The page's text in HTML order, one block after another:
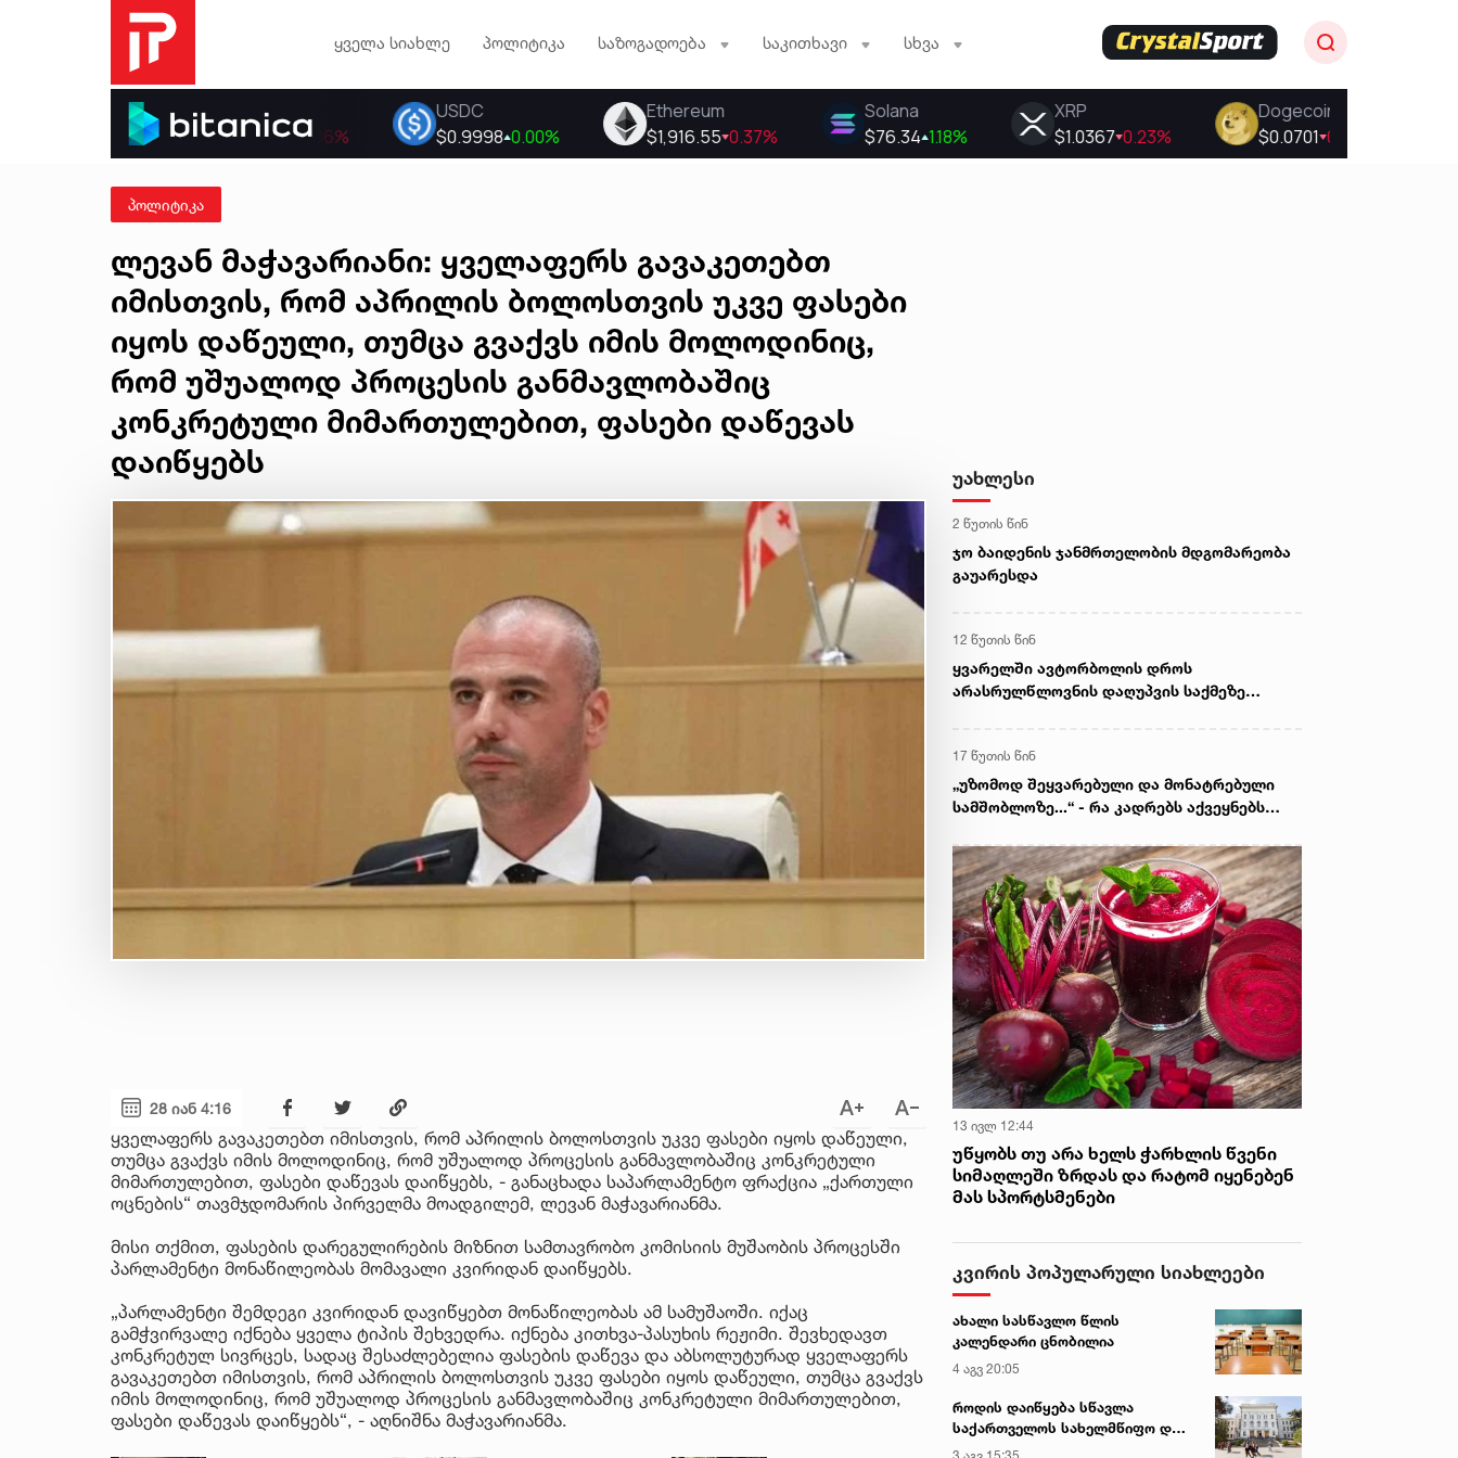
ყველა სიახლე პოლიტიკა საზოგადოება საკითხავი სხვა
პოლიტიკა
ლევან მაჭავარიანი: ყველაფერს გავაკეთებთ
იმისთვის, რომ აპრილის ბოლოსთვის უკვე ფასები
იყოს დაწეული, თუმცა გვაქვს იმის მოლოდინიც,
რომ უშუალოდ პროცესის განმავლობაშიც
კონკრეტული მიმართულებით, ფასები დაწევას
დაიწყებს
28 იან 4:16
ყველაფერს გავაკეთებთ იმისთვის, რომ აპრილის ბოლოსთვის უკვე ფასები იყოს დაწეული,
თუმცა გვაქვს იმის მოლოდინიც, რომ უშუალოდ პროცესის განმავლობაშიც კონკრეტული
მიმართულებით, ფასები დაწევას დაიწყებს, - განაცხადა საპარლამენტო ფრაქცია „ქართული
ოცნების“ თავმჯდომარის პირველმა მოადგილემ, ლევან მაჭავარიანმა.
მისი თქმით, ფასების დარეგულირების მიზნით სამთავრობო კომისიის მუშაობის პროცესში
პარლამენტი მონაწილეობას მომავალი კვირიდან დაიწყებს.
„პარლამენტი შემდეგი კვირიდან დავიწყებთ მონაწილეობას ამ სამუშაოში. იქაც
გამჭვირვალე იქნება ყველა ტიპის შეხვედრა. იქნება კითხვა-პასუხის რეჟიმი. შევხედავთ
კონკრეტულ სივრცეს, სადაც შესაძლებელია ფასების დაწევა და აბსოლუტურად ყველაფერს
გავაკეთებთ იმისთვის, რომ აპრილის ბოლოსთვის უკვე ფასები იყოს დაწეული, თუმცა გვაქვს
იმის მოლოდინიც, რომ უშუალოდ პროცესის განმავლობაშიც კონკრეტული მიმართულებით,
ფასები დაწევას დაიწყებს“, - აღნიშნა მაჭავარიანმა.
უახლესი
2 წუთის წინ
ჯო ბაიდენის ჯანმრთელობის მდგომარეობა
გაუარესდა
12 წუთის წინ
ყვარელში ავტორბოლის დროს
არასრულწლოვნის დაღუპვის საქმეზე
17 წუთის წინ
„უზომოდ შეყვარებული და მონატრებული
სამშობლოზე...“ - რა კადრებს აქვეყნებს
13 ივლ 12:44
უწყობს თუ არა ხელს ჭარხლის წვენი
სიმაღლეში ზრდას და რატომ იყენებენ
მას სპორტსმენები
კვირის პოპულარული სიახლეები
ახალი სასწავლო წლის
კალენდარი ცნობილია
4 აგვ 20:05
როდის დაიწყება სწავლა
საქართველოს სახელმწიფო და
კერძო უნივერსიტეტებში